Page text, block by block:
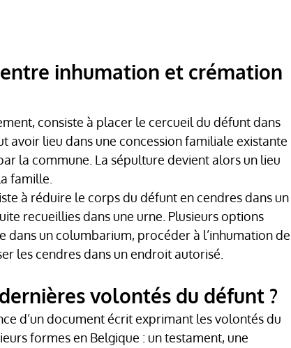
inhumation et crémation
consiste à placer le cercueil du défunt dans
avoir lieu dans une concession familiale existante
la commune. La sépulture devient alors un lieu
famille.
à réduire le corps du défunt en cendres dans un
recueillies dans une urne. Plusieurs options
dans un columbarium, procéder à l’inhumation de
les cendres dans un endroit autorisé.
volontés du défunt ?
d’un document écrit exprimant les volontés du
formes en Belgique : un testament, une